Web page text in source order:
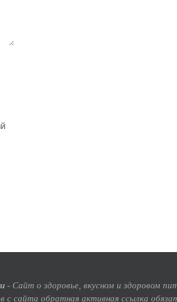
- Сайт о здоровье, вкусном и здоровом
с сайта обратная активная ссылка